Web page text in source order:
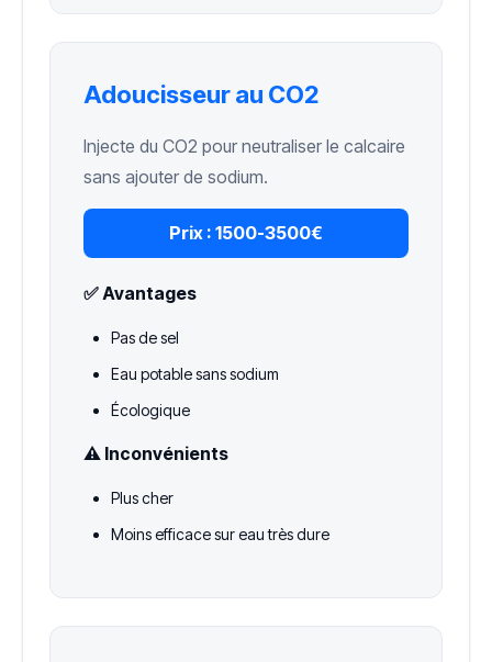
Adoucisseur au CO2
Injecte du CO2 pour neutraliser le calcaire
sans ajouter de sodium.
Prix : 1500-3500€
✅ Avantages
Pas de sel
Eau potable sans sodium
Écologique
⚠️ Inconvénients
Plus cher
Moins efficace sur eau très dure